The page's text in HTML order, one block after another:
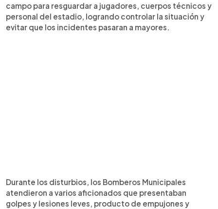
campo para resguardar a jugadores, cuerpos técnicos y
personal del estadio, logrando controlar la situación y
evitar que los incidentes pasaran a mayores.
Durante los disturbios, los Bomberos Municipales
atendieron a varios aficionados que presentaban
golpes y lesiones leves, producto de empujones y